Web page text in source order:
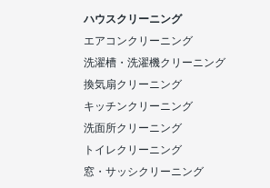
ハウスクリーニング
エアコンクリーニング
洗濯槽・洗濯機クリーニング
換気扇クリーニング
キッチンクリーニング
洗面所クリーニング
トイレクリーニング
窓・サッシクリーニング